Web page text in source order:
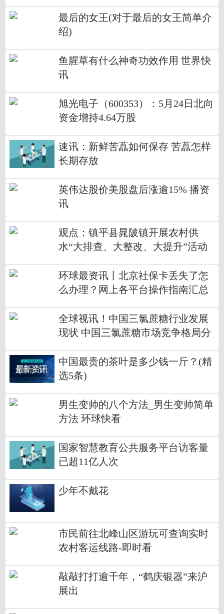
最后的女王(对于最后的女王简单介
绍)
鱼腥草有什么神奇功效作用 世界快
讯
旭光电子（600353）：5月24日北向
资金增持4.64万股
速讯：新鲜苦藠如何保存 苦藠怎样
长期存放
英伟达股价美股盘后涨逾15% 播资
讯
观点：镇平县晁陂镇开展农村供
水“大排查、大整改、大提升”活动
环球最资讯丨北京社保卡丢失了怎
么办理？网上各平台操作指南汇总
全球视讯！中国三氯蔗糖行业发展
现状 中国三氯蔗糖市场竞争格局分
中国最贵的茶叶是多少钱一斤？(精
选5条)
男生变帅的八个方法_男生变帅简单
方法 环球快看
国家智慧教育公共服务平台访客量
已超11亿人次
少年不戴花
市民前往北峰山区游玩可查询实时
农村客运线路-即时看
敲敲打打逾千年，“鹤庆银器”来沪
展出